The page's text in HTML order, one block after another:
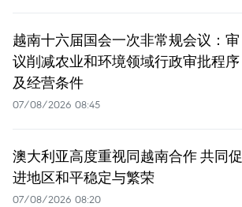
越南十六届国会一次非常规会议：审
议削减农业和环境领域行政审批程序
及经营条件
07/08/2026 08:45
澳大利亚高度重视同越南合作 共同促
进地区和平稳定与繁荣
07/08/2026 08:20